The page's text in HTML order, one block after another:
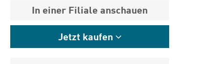
In einer Filiale anschauen
Jetzt kaufen